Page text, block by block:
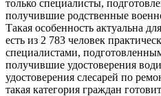
только специалисты,
получившие родственные
Такая особенность актуальна
есть из 2 783 человек
специалистами,
получившие удостоверения
удостоверения слесарей по
такая категория граждан